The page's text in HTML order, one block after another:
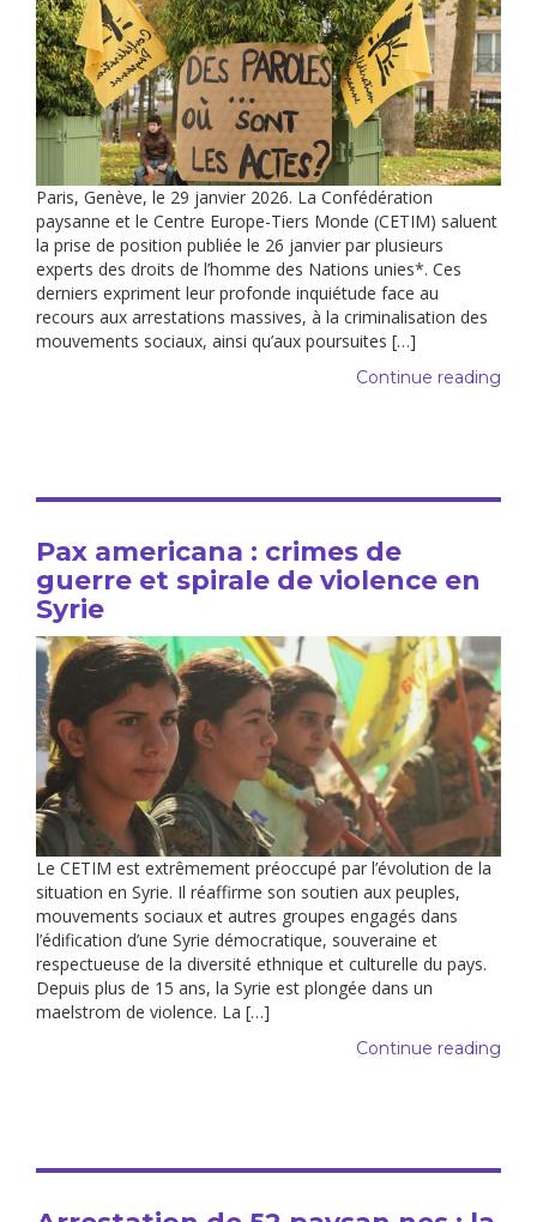
Paris, Genève, le 29 janvier 2026. La Confédération
paysanne et le Centre Europe-Tiers Monde (CETIM) saluent
la prise de position publiée le 26 janvier par plusieurs
experts des droits de l’homme des Nations unies*. Ces
derniers expriment leur profonde inquiétude face au
recours aux arrestations massives, à la criminalisation des
mouvements sociaux, ainsi qu’aux poursuites […]
Continue reading
Pax americana : crimes de
guerre et spirale de violence en
Syrie
Le CETIM est extrêmement préoccupé par l’évolution de la
situation en Syrie. Il réaffirme son soutien aux peuples,
mouvements sociaux et autres groupes engagés dans
l’édification d’une Syrie démocratique, souveraine et
respectueuse de la diversité ethnique et culturelle du pays.
Depuis plus de 15 ans, la Syrie est plongée dans un
maelstrom de violence. La […]
Continue reading